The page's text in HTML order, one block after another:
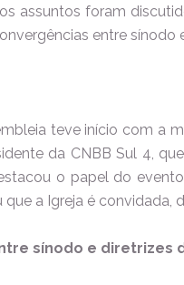
assuntos foram
entre sínodo
teve início com a
da CNBB Sul 4,
o papel do
que a Igreja é convidada,
sínodo e diretrizes